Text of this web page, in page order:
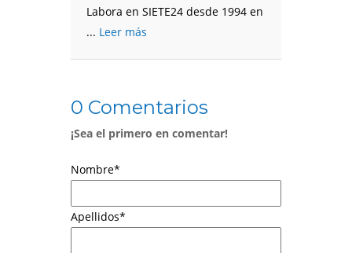
Labora en SIETE24 desde 1994 en
... Leer más
0 Comentarios
¡Sea el primero en comentar!
Nombre*
Apellidos*